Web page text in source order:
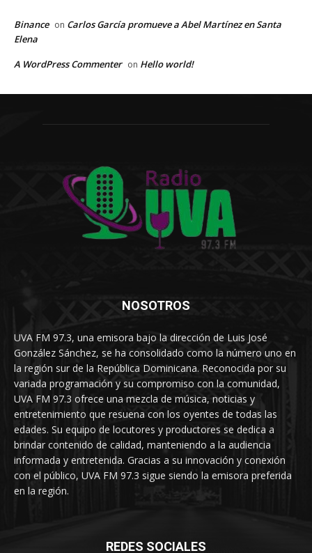
Binance on Carlos García promueve a Abel Martínez en Santa
Elena
A WordPress Commenter on Hello world!
NOSOTROS
UVA FM 97.3, una emisora bajo la dirección de Luis José
González Sánchez, se ha consolidado como la número uno en
la región sur de la República Dominicana. Reconocida por su
variada programación y su compromiso con la comunidad,
UVA FM 97.3 ofrece una mezcla de música, noticias y
entretenimiento que resuena con los oyentes de todas las
edades. Su equipo de locutores y productores se dedica a
brindar contenido de calidad, manteniendo a la audiencia
informada y entretenida. Gracias a su innovación y conexión
con el público, UVA FM 97.3 sigue siendo la emisora preferida
en la región.
REDES SOCIALES